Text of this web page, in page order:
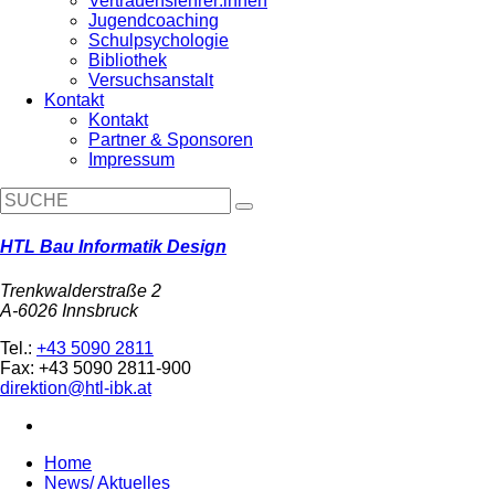
Jugendcoaching
Schulpsychologie
Bibliothek
Versuchsanstalt
Kontakt
Kontakt
Partner & Sponsoren
Impressum
HTL Bau Informatik Design
Trenkwalderstraße 2
A-6026 Innsbruck
Tel.: +43 5090 2811
Fax: +43 5090 2811-900
direktion@htl-ibk.at
Home
News/ Aktuelles